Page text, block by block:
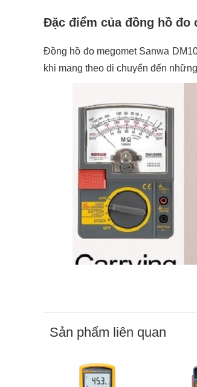
Đặc điểm của đồng hồ đo
Đồng hồ đo megomet Sanwa
khi mang theo di chuyển đến
Sản phẩm liên quan